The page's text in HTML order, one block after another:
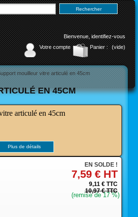
Bienvenue,identifiez-vous
Panier :
(vide)
Votre compte
mouilleur vitre articulé en 45cm
EN 45CM
articulé en 45cm
Plus de détails
EN SOLDE !
7,59 €HT
9,11 €TTC
10,97 €TTC
(remise de17%)